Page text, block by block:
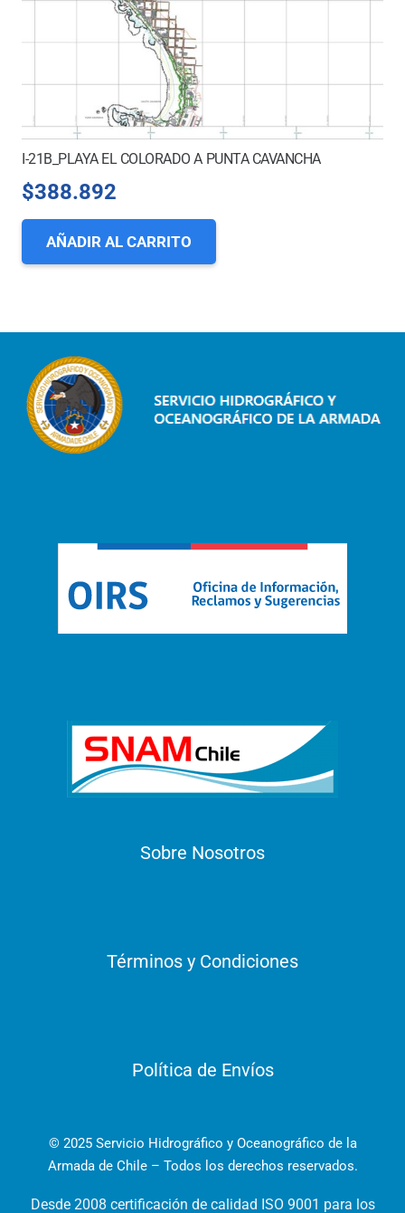
I-21B_PLAYA EL COLORADO A PUNTA CAVANCHA
$388.892
AÑADIR AL CARRITO
Sobre Nosotros
Términos y Condiciones
Política de Envíos
© 2025 Servicio Hidrográfico y Oceanográfico de la
Armada de Chile – Todos los derechos reservados.
Desde 2008 certificación de calidad ISO 9001 para los